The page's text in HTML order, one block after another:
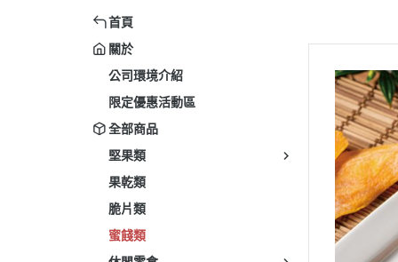
首頁
關於
公司環境介紹
限定優惠活動區
全部商品
堅果類
果乾類
脆片類
蜜餞類